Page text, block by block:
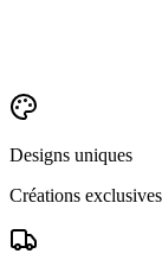
Designs uniques
Créations exclusives